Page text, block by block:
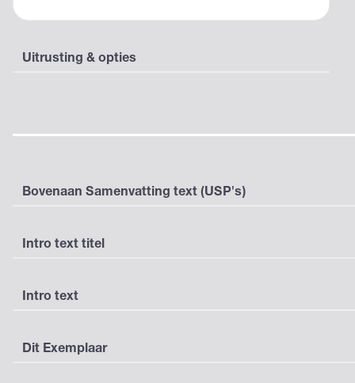
Uitrusting & opties
Bovenaan Samenvatting text (USP's)
Intro text titel
Intro text
Dit Exemplaar